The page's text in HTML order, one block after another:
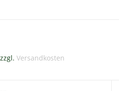
Versandkosten